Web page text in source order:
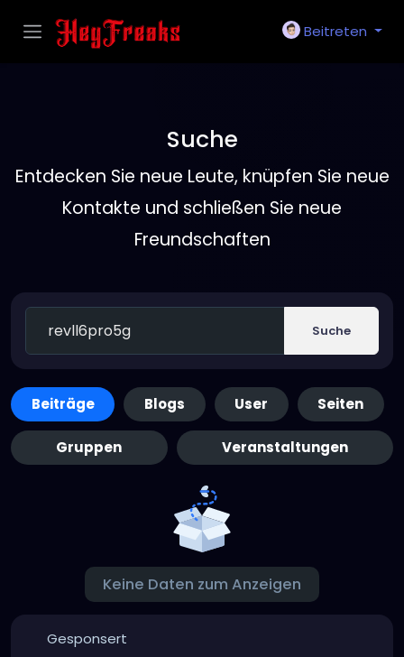
Beitreten
Suche
Entdecken Sie neue Leute, knüpfen Sie neue
Kontakte und schließen Sie neue
Freundschaften
Suche
Beiträge Blogs User Seiten
Gruppen Veranstaltungen
Keine Daten zum Anzeigen
Gesponsert